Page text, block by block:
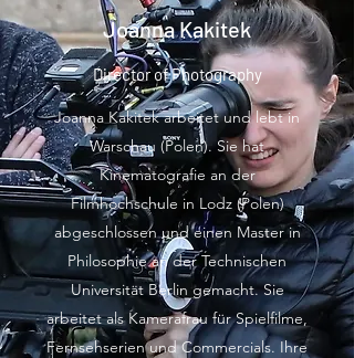
Joanna Kakitek
Director of Photography
Joanna Kakitek arbeitet und lebt in
Warschau (Polen). Sie hat
Kinematografie an der
Filmhochschule in Lodz (Polen)
abgeschlossen und einen Master in
Philosophie an der Technischen
Universität Berlin gemacht. Sie
arbeitet als Kamerafrau für Spielfilme,
Fernsehserien und Commercials. Ihre